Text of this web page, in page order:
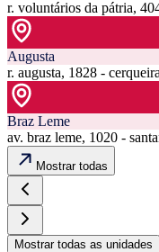
r. voluntários da pátria,
Augusta
r. augusta, 1828 -
Braz Leme
av. braz leme, 1020 -
Mostrar todas
Mostrar todas as unidades